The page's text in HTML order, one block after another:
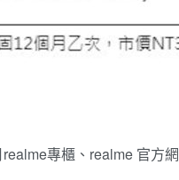
專櫃、realme 官方